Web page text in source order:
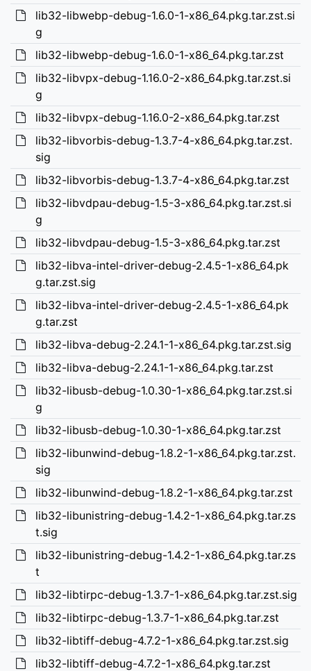
lib32-libwebp-debug-1.6.0-1-x86_64.pkg.tar.zst.si
g
lib32-libwebp-debug-1.6.0-1-x86_64.pkg.tar.zst
lib32-libvpx-debug-1.16.0-2-x86_64.pkg.tar.zst.si
g
lib32-libvpx-debug-1.16.0-2-x86_64.pkg.tar.zst
lib32-libvorbis-debug-1.3.7-4-x86_64.pkg.tar.zst.
sig
lib32-libvorbis-debug-1.3.7-4-x86_64.pkg.tar.zst
lib32-libvdpau-debug-1.5-3-x86_64.pkg.tar.zst.si
g
lib32-libvdpau-debug-1.5-3-x86_64.pkg.tar.zst
lib32-libva-intel-driver-debug-2.4.5-1-x86_64.pk
g.tar.zst.sig
lib32-libva-intel-driver-debug-2.4.5-1-x86_64.pk
g.tar.zst
lib32-libva-debug-2.24.1-1-x86_64.pkg.tar.zst.sig
lib32-libva-debug-2.24.1-1-x86_64.pkg.tar.zst
lib32-libusb-debug-1.0.30-1-x86_64.pkg.tar.zst.si
g
lib32-libusb-debug-1.0.30-1-x86_64.pkg.tar.zst
lib32-libunwind-debug-1.8.2-1-x86_64.pkg.tar.zst.
sig
lib32-libunwind-debug-1.8.2-1-x86_64.pkg.tar.zst
lib32-libunistring-debug-1.4.2-1-x86_64.pkg.tar.zs
t.sig
lib32-libunistring-debug-1.4.2-1-x86_64.pkg.tar.zs
t
lib32-libtirpc-debug-1.3.7-1-x86_64.pkg.tar.zst.sig
lib32-libtirpc-debug-1.3.7-1-x86_64.pkg.tar.zst
lib32-libtiff-debug-4.7.2-1-x86_64.pkg.tar.zst.sig
lib32-libtiff-debug-4.7.2-1-x86_64.pkg.tar.zst